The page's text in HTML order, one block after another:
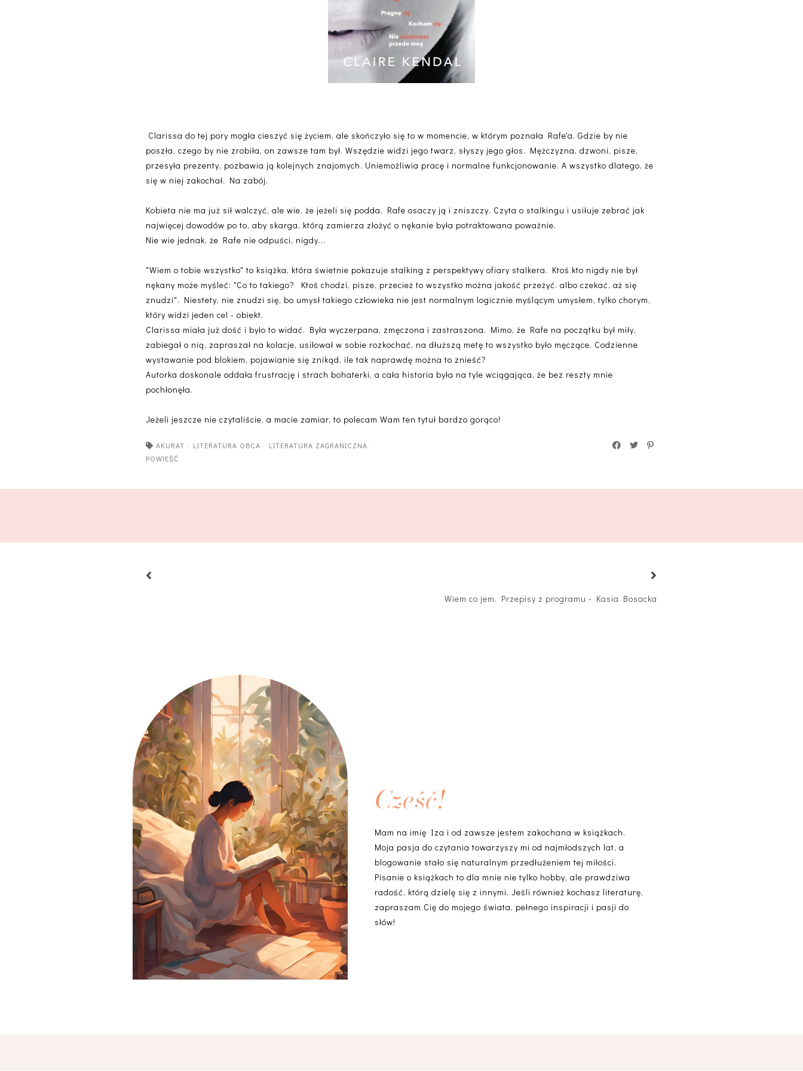
Clarissa do tej pory mogła cieszyć się życiem, ale skończyło się to w momencie, w którym poznała Rafe'a. Gdzie by nie
poszła, czego by nie zrobiła, on zawsze tam był. Wszędzie widzi jego twarz, słyszy jego głos. Mężczyzna, dzwoni, pisze,
przesyła prezenty, pozbawia ją kolejnych znajomych. Uniemożliwia pracę i normalne funkcjonowanie. A wszystko dlatego, że
się w niej zakochał. Na zabój.
Kobieta nie ma już sił walczyć, ale wie, że jeżeli się podda, Rafe osaczy ją i zniszczy. Czyta o stalkingu i usiłuje zebrać jak
najwięcej dowodów po to, aby skarga, którą zamierza złożyć o nękanie była potraktowana poważnie.
Nie wie jednak, że Rafe nie odpuści, nigdy...
"Wiem o tobie wszystko" to książka, która świetnie pokazuje stalking z perspektywy ofiary stalkera. Ktoś kto nigdy nie był
nękany może myśleć: "Co to takiego? Ktoś chodzi, pisze, przecież to wszystko można jakość przeżyć. albo czekać, aż się
znudzi". Niestety, nie znudzi się, bo umysł takiego człowieka nie jest normalnym logicznie myślącym umysłem, tylko chorym,
który widzi jeden cel - obiekt.
Clarissa miała już dość i było to widać. Była wyczerpana, zmęczona i zastraszona. Mimo, że Rafe na początku był miły,
zabiegał o nią, zapraszał na kolacje, usiłował w sobie rozkochać, na dłuższą metę to wszystko było męczące. Codzienne
wystawanie pod blokiem, pojawianie się znikąd, ile tak naprawdę można to znieść?
Autorka doskonale oddała frustrację i strach bohaterki, a cała historia była na tyle wciągająca, że bez reszty mnie
pochłonęła.
Jeżeli jeszcze nie czytaliście, a macie zamiar, to polecam Wam ten tytuł bardzo gorąco!
AKURAT · LITERATURA OBCA · LITERATURA ZAGRANICZNA ·
POWIEŚĆ
Wiem co jem. Przepisy z programu - Kasia Bosacka
Cześć!
Mam na imię Iza i od zawsze jestem zakochana w książkach.
Moja pasja do czytania towarzyszy mi od najmłodszych lat, a
blogowanie stało się naturalnym przedłużeniem tej miłości.
Pisanie o książkach to dla mnie nie tylko hobby, ale prawdziwa
radość, którą dzielę się z innymi. Jeśli również kochasz literaturę,
zapraszam Cię do mojego świata, pełnego inspiracji i pasji do
słów!